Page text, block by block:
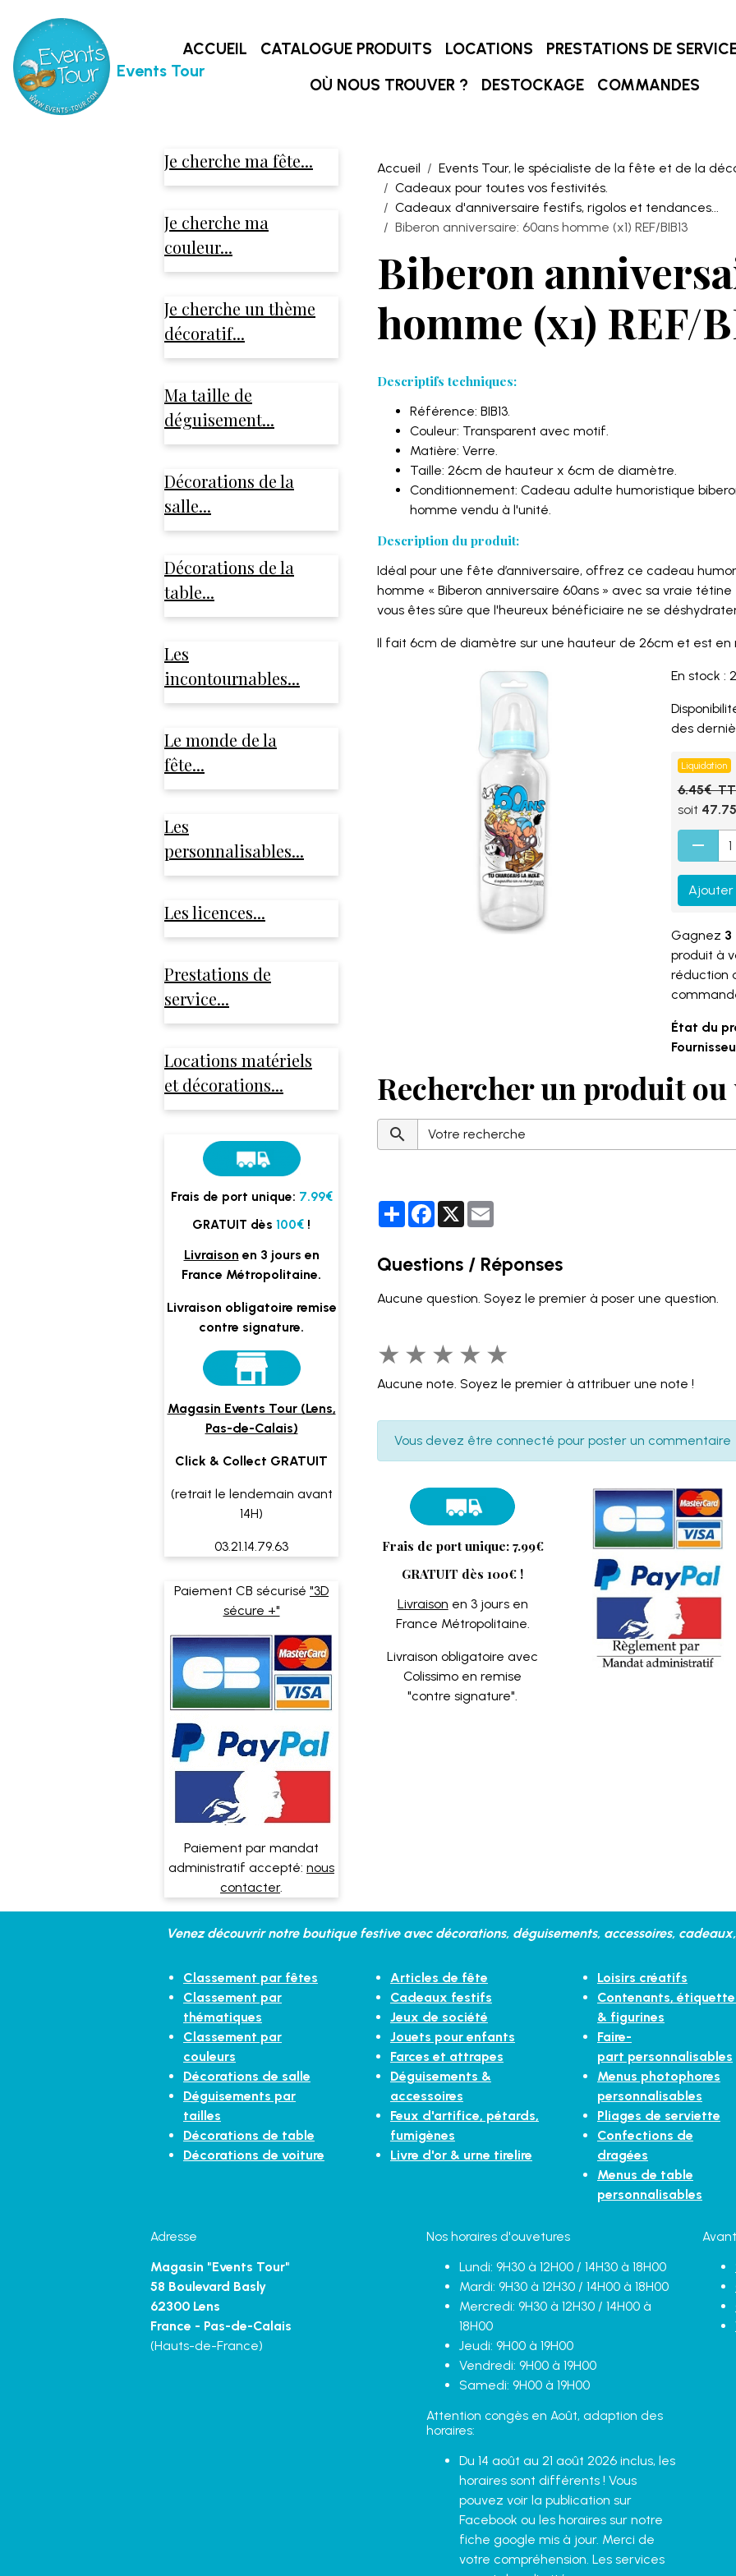
Events Tour
ACCUEIL CATALOGUE PRODUITS LOCATIONS
PRESTATIONS DE
OÙ NOUS TROUVER ?
DESTOCKAGE COMMANDES
Accueil
Events Tour, le spécialiste de la fête et de la
Cadeaux pour toutes vos festivités.
Cadeaux d'anniversaire festifs, rigolos et tendances...
Biberon anniversaire: 60ans homme (x1) REF/BIB13
Biberon
homme (x1) REF/
Descriptifs techniques:
Référence: BIB13.
Couleur: Transparent avec motif.
Matière: Verre.
Taille: 26cm de hauteur x 6cm de diamètre.
Conditionnement: Cadeau adulte humoristique
homme vendu à l'unité.
Description du produit:
Idéal pour une fête d’anniversaire, offrez ce cadeau
homme « Biberon anniversaire 60ans » avec sa vraie
vous êtes sûre que l'heureux bénéficiaire ne se
Il fait 6cm de diamètre sur une hauteur de 26cm et est en
En stock : 2
des
Liquidation
6.45€
soit
Ajouter
Gagnez 3
produit à
réduction
État du
Rechercher un produit ou
PartagerFacebook
X
Questions / Réponses
Aucune question. Soyez le premier à poser une question.
★ ★ ★ ★ ★
Aucune note. Soyez le premier à attribuer une note !
Vous devez être connecté pour poster un commentaire
Frais de port unique: 7.99€
GRATUIT dès 100€ !
Livraison en 3 jours en
France Métropolitaine.
Livraison obligatoire avec
Colissimo en remise
"contre signature".
Je cherche ma fête...
Je cherche ma
couleur...
Je cherche un thème
décoratif...
Ma taille de
déguisement...
Décorations de la
salle...
Décorations de la
table...
Les
incontournables...
Le monde de la
fête...
Les
personnalisables...
Les licences...
Prestations de
service...
Locations matériels
et décorations...
Frais de port unique: 7.99€
GRATUIT dès 100€ !
Livraison en 3 jours en
France Métropolitaine.
Livraison obligatoire remise
contre signature.
Magasin Events Tour (Lens,
Pas-de-Calais)
Click & Collect GRATUIT
(retrait le lendemain avant
14H)
03.21.14.79.63
Paiement CB sécurisé "3D
sécure +"
Paiement par mandat
administratif accepté: nous
contacter.
Venez découvrir notre boutique festive avec décorations, déguisements, accessoires,
Classement par fêtes
Classement par
thématiques
Classement par
couleurs
Décorations de salle
Déguisements par
tailles
Décorations de table
Décorations de voiture
Articles de fête
Cadeaux festifs
Jeux de société
Jouets pour enfants
Farces et attrapes
Déguisements &
accessoires
Feux d'artifice, pétards,
fumigènes
Livre d'or & urne tirelire
Loisirs créatifs
Contenants,
& figurines
Faire-
part personnalisables
Menus photophores
personnalisables
Pliages de serviette
Confections de
dragées
Menus de table
personnalisables
Adresse
Magasin "Events Tour"
58 Boulevard Basly
62300 Lens
France - Pas-de-Calais
(Hauts-de-France)
Nos horaires d'ouvetures
Lundi: 9H30 à 12H00 / 14H30 à 18H00
Mardi: 9H30 à 12H30 / 14H00 à 18H00
Mercredi: 9H30 à 12H30 / 14H00 à
18H00
Jeudi: 9H00 à 19H00
Vendredi: 9H00 à 19H00
Samedi: 9H00 à 19H00
Attention congès en Août, adaption des
horaires:
Du 14 août au 21 août 2026 inclus, les
horaires sont différents ! Vous
pouvez voir la publication sur
Facebook ou les horaires sur notre
fiche google mis à jour. Merci de
votre compréhension. Les services